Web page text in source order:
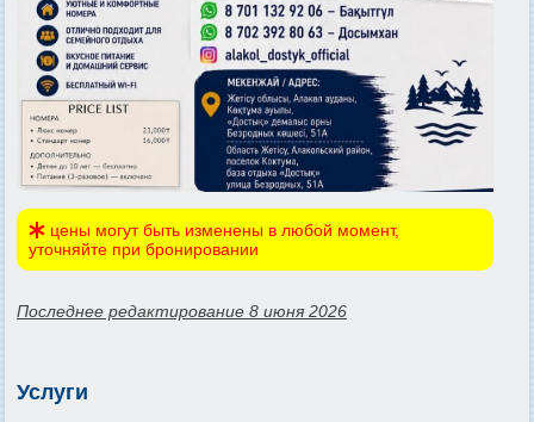
цены могут быть изменены в любой момент,
уточняйте при бронировании
Последнее редактирование 8 июня 2026
Услуги